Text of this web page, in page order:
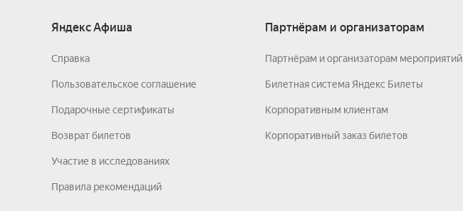
Яндекс Афиша
Справка
Пользовательское соглашение
Подарочные сертификаты
Возврат билетов
Участие в исследованиях
Правила рекомендаций
Партнёрам и организаторам
Партнёрам и организаторам мероприятий
Билетная система Яндекс Билеты
Корпоративным клиентам
Корпоративный заказ билетов